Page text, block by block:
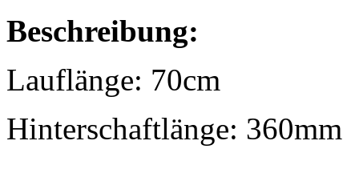
Beschreibung:
Lauflänge: 70cm
Hinterschaftlänge: 360mm